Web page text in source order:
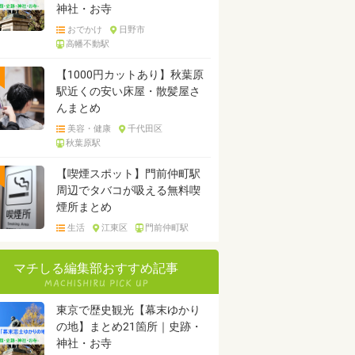
神社・お寺
おでかけ
日野市
高幡不動駅
【1000円カットあり】秋葉原
駅近くの安い床屋・散髪屋さ
んまとめ
美容・健康
千代田区
秋葉原駅
【喫煙スポット】門前仲町駅
周辺でタバコが吸える無料喫
煙所まとめ
生活 江東区 門前仲町駅
マチしる編集部おすすめ記事
東京で歴史観光【幕末ゆかり
の地】まとめ21箇所｜史跡・
神社・お寺